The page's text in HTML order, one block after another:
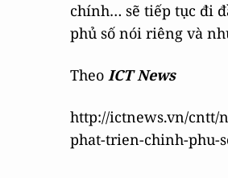
chính… sẽ tiếp tục đi
phủ số nói riêng và
Theo ICT News
http://ictnews.vn/cntt/
phat-trien-chinh-phu-